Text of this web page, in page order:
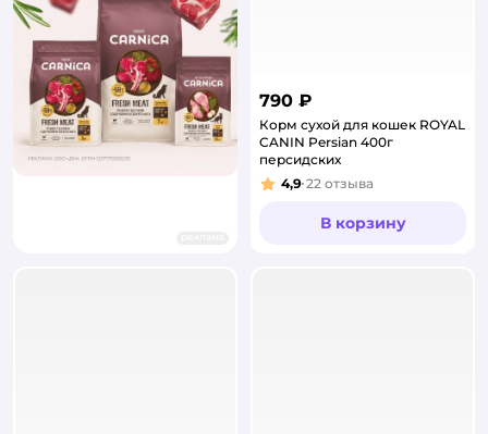
790 ₽
Корм сухой для кошек ROYAL
CANIN Persian 400г
персидских
Рейтинг:
4,9 22 отзыва
В корзину